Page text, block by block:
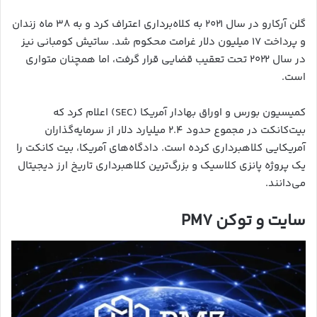
گلن آرکارو در سال ۲۰۲۱ به کلاه‌برداری اعتراف کرد و به ۳۸ ماه زندان
و پرداخت ۱۷ میلیون دلار غرامت محکوم شد. ساتیش کومبانی نیز
در سال ۲۰۲۲ تحت تعقیب قضایی قرار گرفت، اما همچنان متواری
است.
کمیسیون بورس و اوراق بهادار آمریکا (SEC) اعلام کرد که
بیت‌کانکت در مجموع حدود ۲.۴ میلیارد دلار از سرمایه‌گذاران
آمریکایی کلاهبرداری کرده است. دادگاه‌های آمریکا، بیت کانکت را
یک پروژه پانزی کلاسیک و بزرگ‌ترین کلاهبرداری تاریخ ارز دیجیتال
می‌دانند.
سایت و توکن PM7